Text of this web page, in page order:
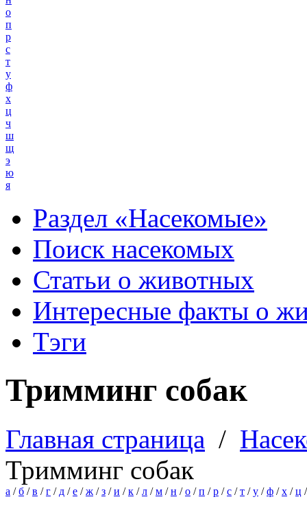
о
п
р
с
т
у
ф
х
ц
ч
ш
щ
э
ю
я
Раздел «Насекомые»
Поиск насекомых
Статьи о животных
Интересные факты о
Тэги
Тримминг собак
Главная страница /
Тримминг собак
а /б /в /г / д /е /ж /з /и /к /л /м /н /о /п /р /с /т /у /ф /х /ц